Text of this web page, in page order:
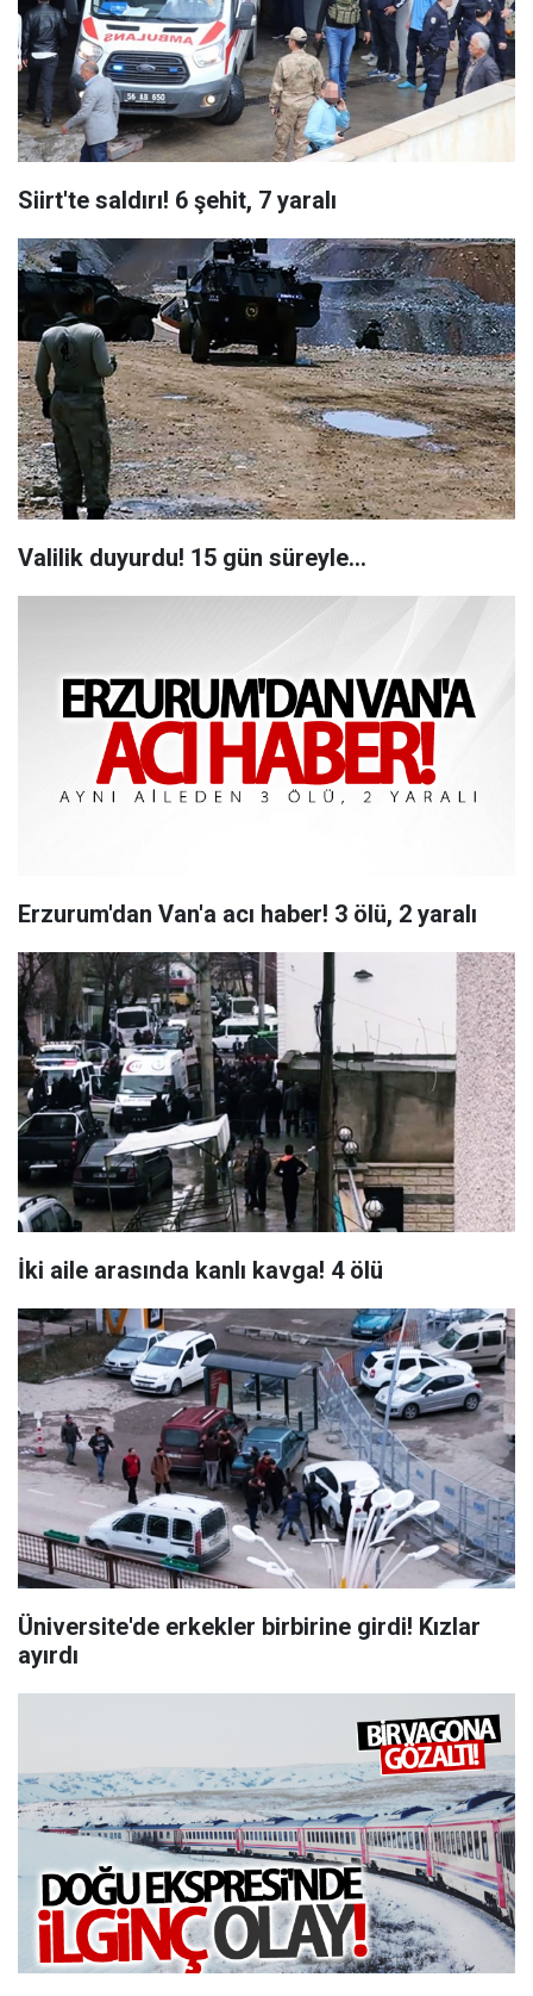
Siirt'te saldırı! 6 şehit, 7 yaralı
Valilik duyurdu! 15 gün süreyle...
Erzurum'dan Van'a acı haber! 3 ölü, 2 yaralı
İki aile arasında kanlı kavga! 4 ölü
Üniversite'de erkekler birbirine girdi! Kızlar
ayırdı